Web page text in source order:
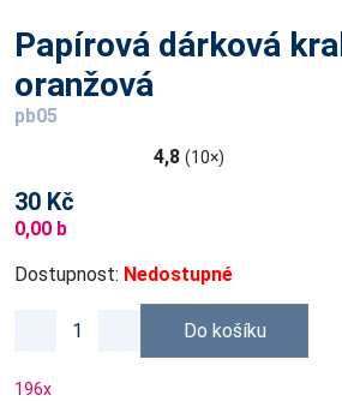
Papírová dárková
oranžová
pb05
4,8 (10×)
30 Kč
0,00 b
Dostupnost: Nedostupné
Do košíku
196x